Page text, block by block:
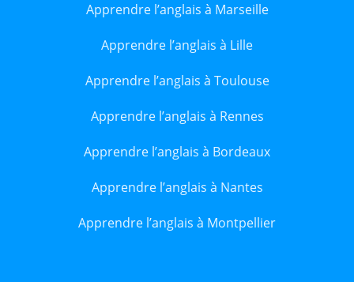
Apprendre l’anglais à Marseille
Apprendre l’anglais à Lille
Apprendre l’anglais à Toulouse
Apprendre l’anglais à Rennes
Apprendre l’anglais à Bordeaux
Apprendre l’anglais à Nantes
Apprendre l’anglais à Montpellier